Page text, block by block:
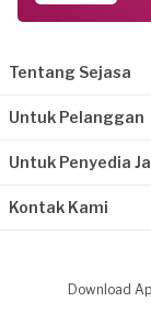
Tentang Sejasa
Untuk Pelanggan
Untuk Penyedia
Kontak Kami
Download